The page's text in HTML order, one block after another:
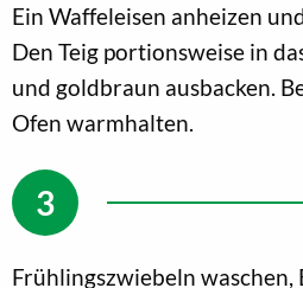
Ein Waffeleisen anheizen
Den Teig portionsweise in
und goldbraun ausbacken.
Ofen warmhalten.
Frühlingszwiebeln waschen,